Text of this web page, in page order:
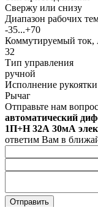
Свержу или снизу
Диапазон рабочих
-35...+70
Коммутируемый ток,
32
Тип управления
ручной
Исполнение рукоятки
Рычаг
Отправьте нам
автоматический
1П+Н 32А 30мА
ответим Вам в
Отправить